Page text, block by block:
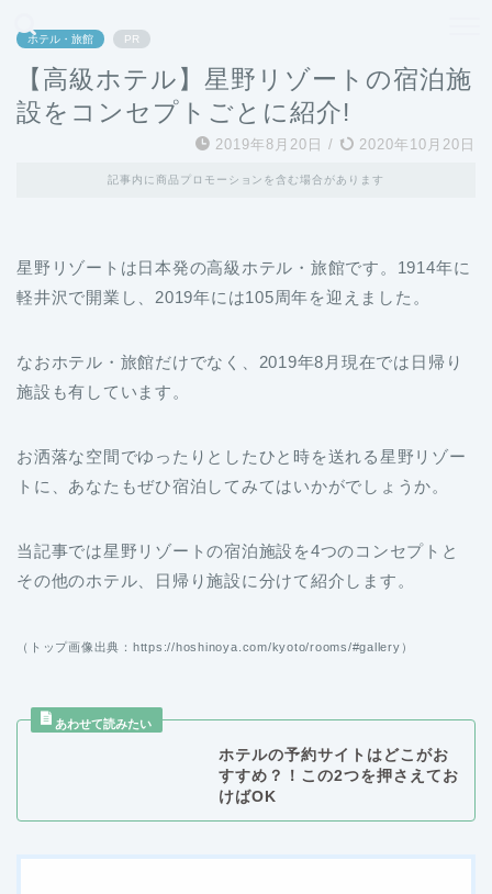
ホテル・旅館 PR
【高級ホテル】星野リゾートの宿泊施
設をコンセプトごとに紹介!
2019年8月20日 / 2020年10月20日
記事内に商品プロモーションを含む場合があります
星野リゾートは日本発の高級ホテル・旅館です。1914年に
軽井沢で開業し、2019年には105周年を迎えました。
なおホテル・旅館だけでなく、2019年8月現在では日帰り
施設も有しています。
お洒落な空間でゆったりとしたひと時を送れる星野リゾー
トに、あなたもぜひ宿泊してみてはいかがでしょうか。
当記事では星野リゾートの宿泊施設を4つのコンセプトと
その他のホテル、日帰り施設に分けて紹介します。
（トップ画像出典：https://hoshinoya.com/kyoto/rooms/#gallery）
ホテルの予約サイトはどこがお
すすめ？！この2つを押さえてお
けばOK